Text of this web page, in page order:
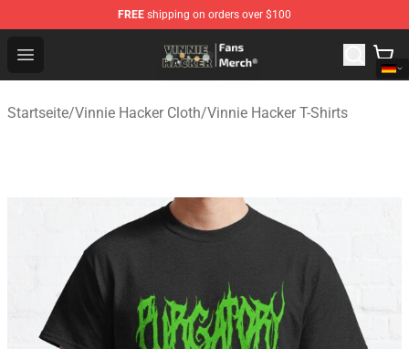
FREE shipping on orders over $100
Open menu
Vinnie Hacker Store - Official Vinnie Hacker Merchandise
Startseite/Vinnie Hacker Cloth/Vinnie Hacker T-Shirts